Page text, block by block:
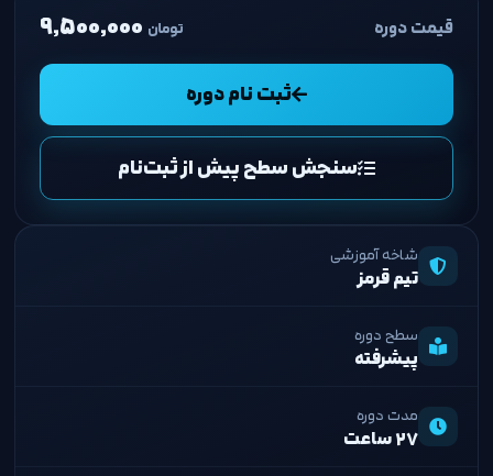
قیمت دوره تومان ۹,۵۰۰,۰۰۰
ثبت نام دوره
سنجش سطح پیش از ثبت‌نام
شاخه آموزشی
تیم قرمز
سطح دوره
پیشرفته
مدت دوره
۲۷ ساعت